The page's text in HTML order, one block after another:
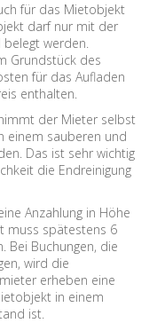
für das Mietobjekt
darf nur mit der
werden.
Grundstück des
für das Aufladen
enthalten.
der Mieter selbst
einem sauberen und
Das ist sehr wichtig
die Endreinigung
Anzahlung in Höhe
muss spätestens 6
Bei Buchungen, die
wird die
erheben eine
in einem
ist.